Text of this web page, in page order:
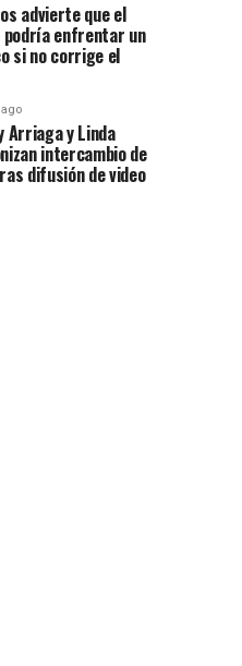
advierte que el
podría enfrentar un
si no corrige el
Arriaga y Linda
intercambio de
difusión de video